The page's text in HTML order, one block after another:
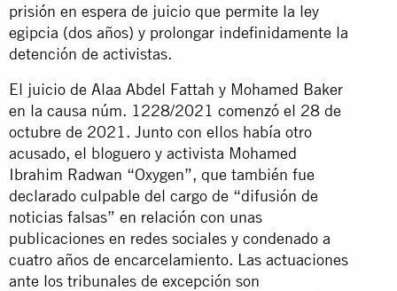
prisión en espera de juicio que permite la ley
egipcia (dos años) y prolongar indefinidamente la
detención de activistas.
El juicio de Alaa Abdel Fattah y Mohamed Baker
en la causa núm. 1228/2021 comenzó el 28 de
octubre de 2021. Junto con ellos había otro
acusado, el bloguero y activista Mohamed
Ibrahim Radwan “Oxygen”, que también fue
declarado culpable del cargo de “difusión de
noticias falsas” en relación con unas
publicaciones en redes sociales y condenado a
cuatro años de encarcelamiento. Las actuaciones
ante los tribunales de excepción son